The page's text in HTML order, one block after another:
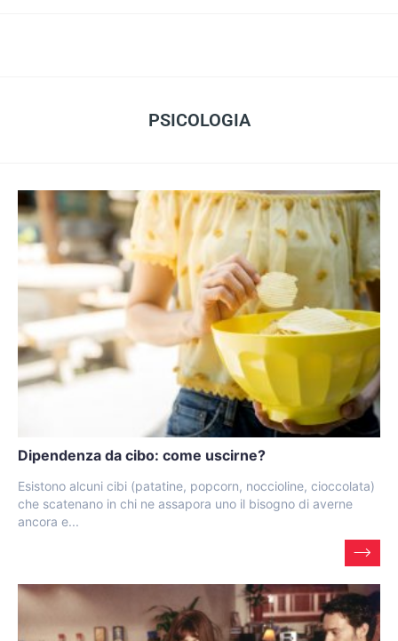
PSICOLOGIA
Dipendenza da cibo: come uscirne?
Esistono alcuni cibi (patatine, popcorn, noccioline, cioccolata)
che scatenano in chi ne assapora uno il bisogno di averne
ancora e...